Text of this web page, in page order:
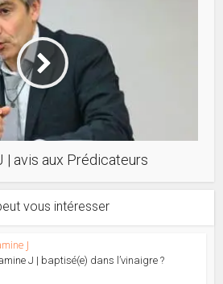
| avis aux Prédicateurs
vous intéresser
J
J | baptisé(e) dans l’vinaigre ?